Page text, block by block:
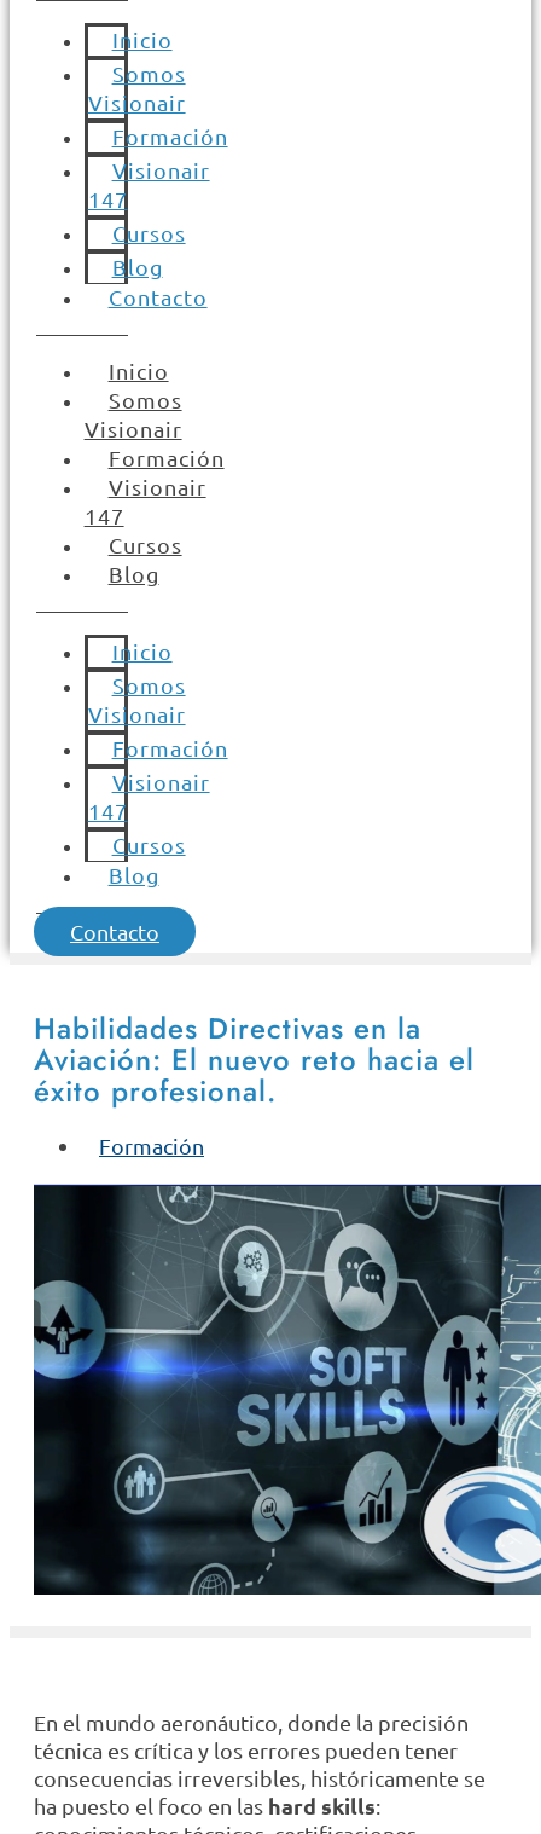
Inicio
Somos
Visionair
Formación
Visionair
147
Cursos
Blog
Contacto
Inicio
Somos
Visionair
Formación
Visionair
147
Cursos
Blog
Inicio
Somos
Visionair
Formación
Visionair
147
Cursos
Blog
Contacto
Habilidades Directivas en la
Aviación: El nuevo reto hacia el
éxito profesional.
Formación
En el mundo aeronáutico, donde la precisión
técnica es crítica y los errores pueden tener
consecuencias irreversibles, históricamente se
ha puesto el foco en las hard skills: